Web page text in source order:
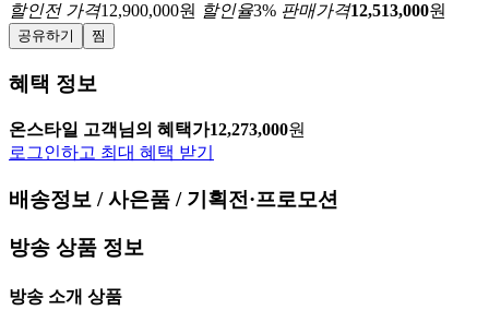
할인전 가격12,900,000원 할인율3% 판매가격12,513,000원
공유하기 찜
혜택 정보
온스타일 고객님의 혜택가12,273,000원
로그인하고 최대 혜택 받기
배송정보 / 사은품 / 기획전·프로모션
방송 상품 정보
방송 소개 상품